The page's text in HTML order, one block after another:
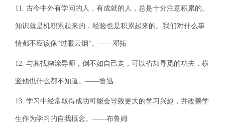
11. 古今中外有学问的人，有成就的人，总是十分注意积累的。
知识就是机积累起来的，经验也是积累起来的。我们对什么事
情都不应该像“过眼云烟”。——邓拓
12. 与其找糊涂导师，倒不如自己走，可以省却寻觅的功夫，横
竖他也什么都不知道。——鲁迅
13. 学习中经常取得成功可能会导致更大的学习兴趣，并改善学
生作为学习的自我概念。——布鲁姆